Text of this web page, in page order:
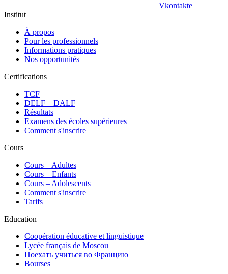
Vkontakte
Institut
À propos
Pour les professionnels
Informations pratiques
Nos opportunités
Certifications
TCF
DELF – DALF
Résultats
Examens des écoles supérieures
Comment s'inscrire
Cours
Сours – Adultes
Cours – Enfants
Cours – Adolescents
Comment s'inscrire
Tarifs
Education
Coopération éducative et linguistique
Lycée français de Moscou
Поехать учиться во Францию
Bourses